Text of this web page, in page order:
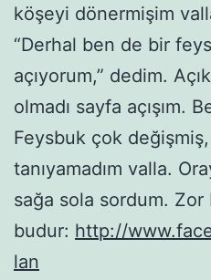
köşeyi dönermişim
“Derhal ben de bir
açıyorum,” dedim.
olmadı sayfa açışım.
Feysbuk çok
tanıyamadım valla.
sağa sola sordum. Zor
budur: http://
lan